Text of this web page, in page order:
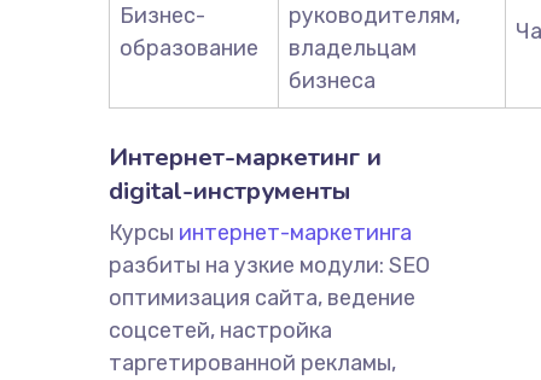
Бизнес-
образование
руководителям,
владельцам
бизнеса
Интернет-маркетинг и
digital-инструменты
Курсы интернет-маркетинга
разбиты на узкие модули: SEO
оптимизация сайта, ведение
соцсетей, настройка
таргетированной рекламы,